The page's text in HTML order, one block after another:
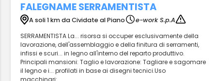
FALEGNAME SERRAMENTISTA
A soli 1 km da Cividate al Piano
e-work S.p.A
SERRAMENTISTA La... risorsa si occuper esclusivamente della
lavorazione, dell'assemblaggio e della finitura di serramenti,
infissi e scuri... in legno all'interno del reparto produttivo.
Principali mansioni: Taglio e lavorazione: Tagliare e sagomare
il legno e i... profilati in base ai disegni tecnici.Uso
macchinari:...